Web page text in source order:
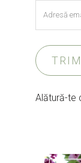
email
Alătură-te